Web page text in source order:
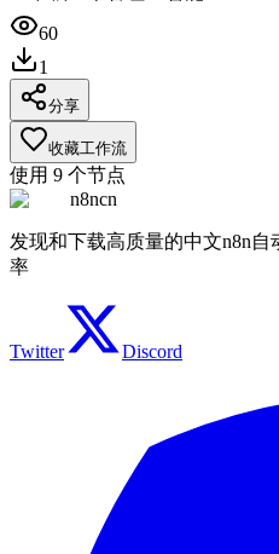
60
1
分享
收藏工作流
使用 9 个节点
n8ncn
发现和下载高质量的中文n8n
率
Twitter Discord